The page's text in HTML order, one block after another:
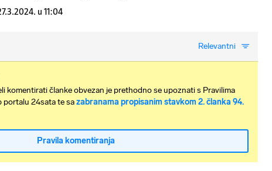
u 11:04
Relevantni
komentirati članke obvezan je prethodno se upoznati s Pravilima
portalu 24sata te sazabranama propisanim stavkom 2. članka 94.
Pravila komentiranja